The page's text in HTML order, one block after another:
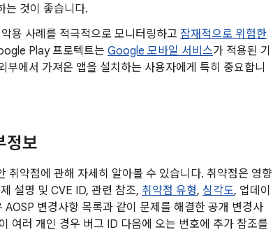
는 것이 좋습니다.
용 사례를 적극적으로 모니터링하고 잠재적으로 위험한
Play 프로텍트는 Google 모바일 서비스가 적용된 기
에서 가져온 앱을 설치하는 사용자에게 특히 중요합니
정보
약점에 관해 자세히 알아볼 수 있습니다. 취약점은 영향
설명 및 CVE ID, 관련 참조, 취약점 유형, 심각도, 업데이
변경사항 목록과 같이 문제를 해결한 공개 변경사
여러 개인 경우 버그 ID 다음에 오는 번호에 추가 참조를